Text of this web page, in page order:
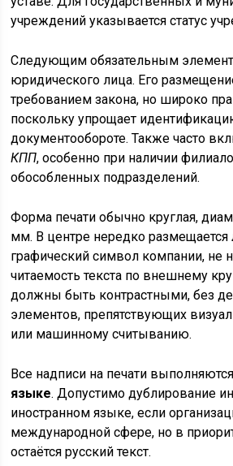
учреждений указывается статус
Следующим обязательным
юридического лица. Его
требованием закона, но широко
поскольку упрощает
документообороте. Также часто
КПП, особенно при наличии
обособленных подразделений.
Форма печати обычно круглая,
мм. В центре нередко размещается
графический символ компании,
читаемость текста по внешнему
должны быть контрастными, без
элементов, препятствующих
или машинному считыванию.
Все надписи на печати выполняются
языке. Допустимо дублирование
иностранном языке, если
международной сфере, но в
остаётся русский текст.